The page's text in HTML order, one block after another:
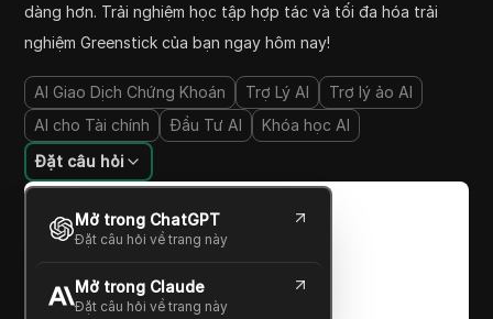
dàng hơn. Trải nghiệm học tập hợp tác và tối đa hóa trải
nghiệm Greenstick của bạn ngay hôm nay!
AI Giao Dịch Chứng Khoán Trợ Lý AI
Trợ lý ảo AI
AI cho Tài chính
Đầu Tư AI
Khóa học AI
Đặt câu hỏi
Mở trong ChatGPT
Đặt câu hỏi về trang này
Mở trong Claude
Đặt câu hỏi về trang này